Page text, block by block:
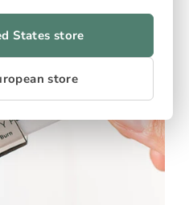
States store
store